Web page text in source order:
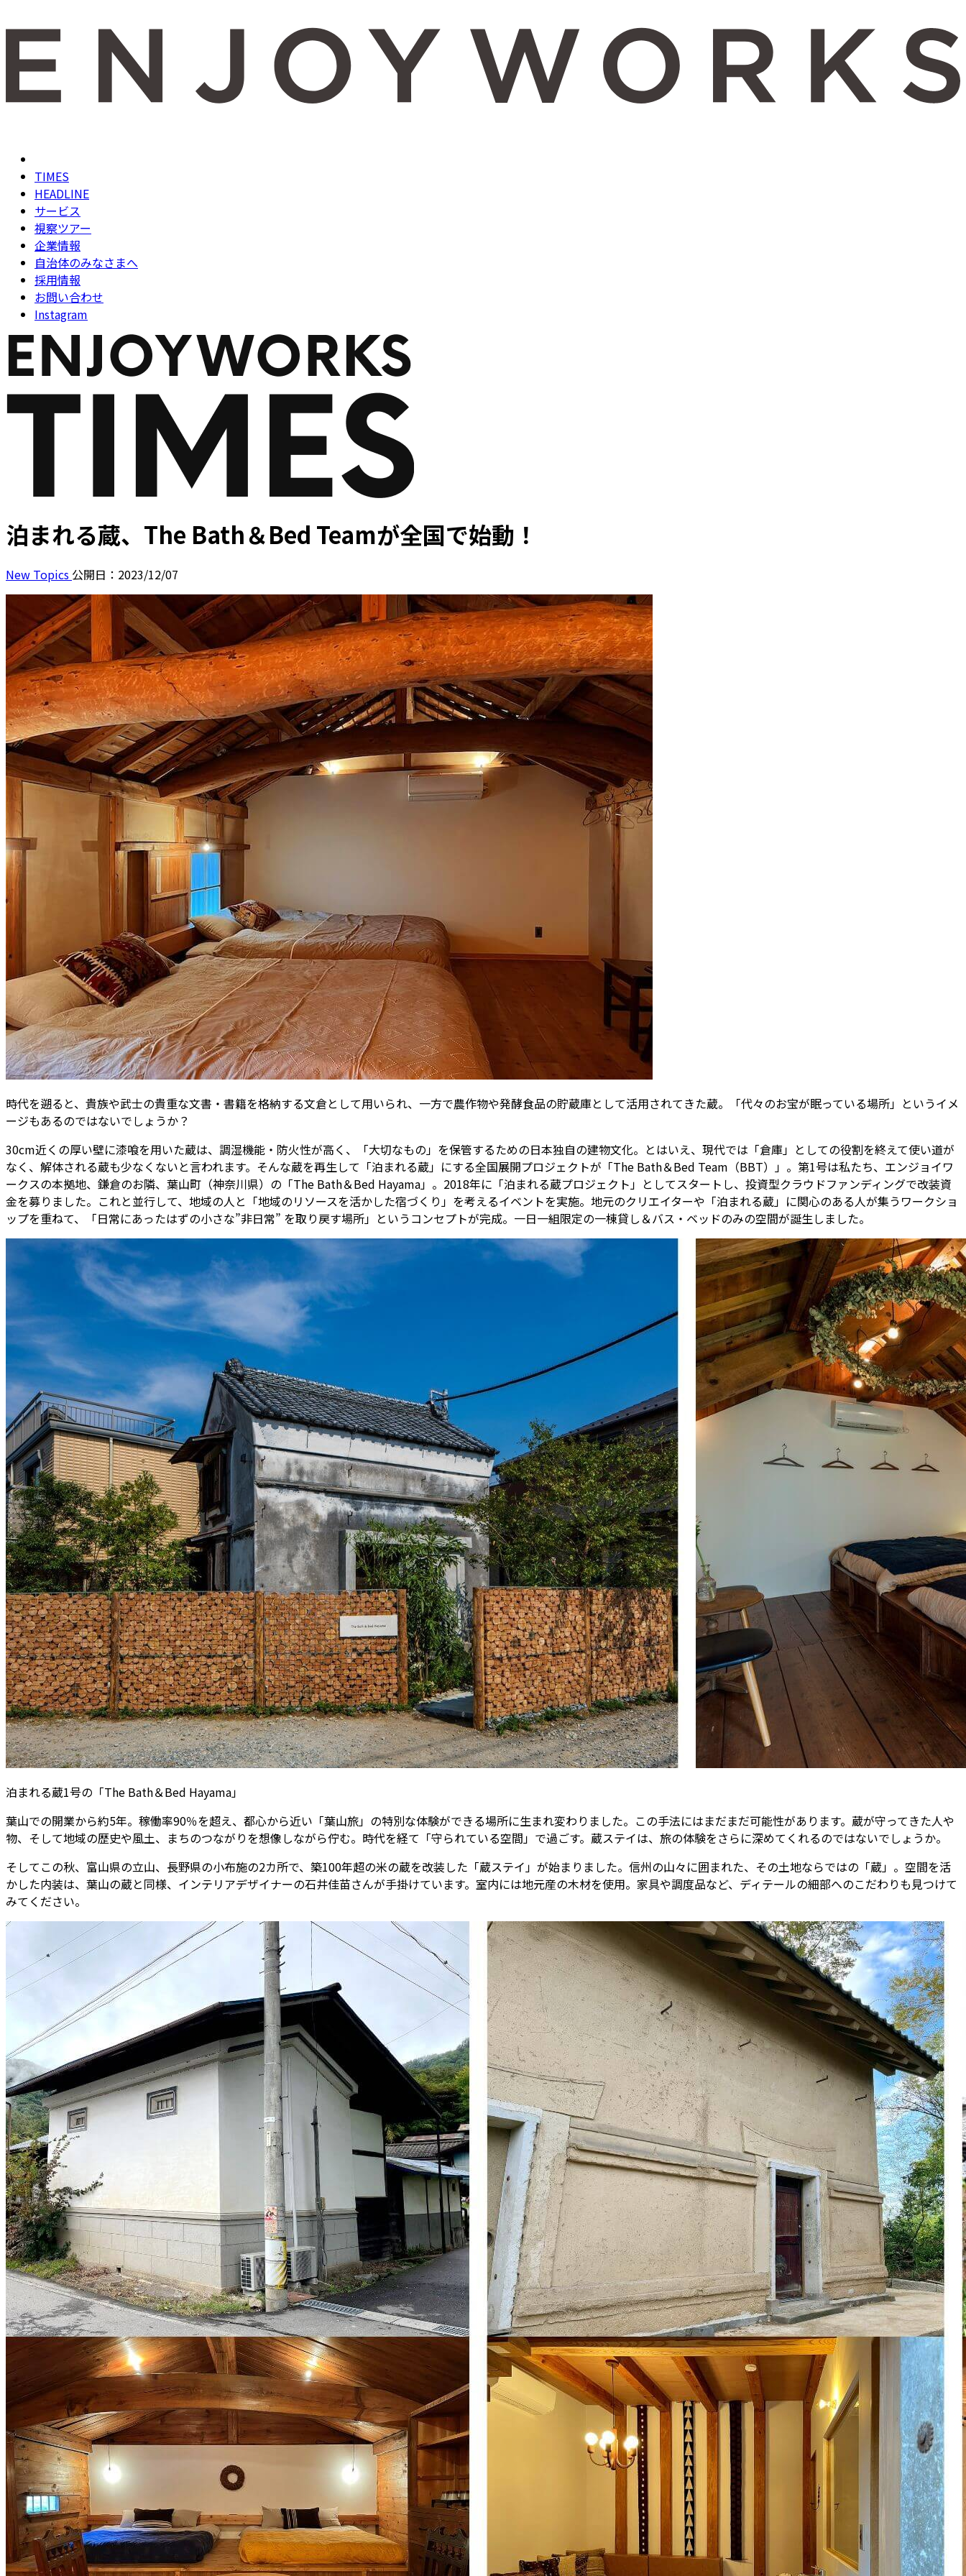
TIMES
HEADLINE
サービス
視察ツアー
企業情報
自治体のみなさまへ
採用情報
お問い合わせ
Instagram
泊まれる蔵、The Bath＆Bed Teamが全国で始動！
New Topics 公開日：2023/12/07
時代を遡ると、貴族や武士の貴重な文書・書籍を格納する文倉として用いられ、一方で農作物や発酵食品の貯蔵庫として活用されてきた蔵。「代々のお宝が眠っている場所」というイメ
ージもあるのではないでしょうか？
30cm近くの厚い壁に漆喰を用いた蔵は、調湿機能・防火性が高く、「大切なもの」を保管するための日本独自の建物文化。とはいえ、現代では「倉庫」としての役割を終えて使い道が
なく、解体される蔵も少なくないと言われます。そんな蔵を再生して「泊まれる蔵」にする全国展開プロジェクトが「The Bath＆Bed Team（BBT）」。第1号は私たち、エンジョイワ
ークスの本拠地、鎌倉のお隣、葉山町（神奈川県）の「The Bath＆Bed Hayama」。2018年に「泊まれる蔵プロジェクト」としてスタートし、投資型クラウドファンディングで改装資
金を募りました。これと並行して、地域の人と「地域のリソースを活かした宿づくり」を考えるイベントを実施。地元のクリエイターや「泊まれる蔵」に関心のある人が集うワークショ
ップを重ねて、「日常にあったはずの小さな”非日常” を取り戻す場所」というコンセプトが完成。一日一組限定の一棟貸し＆バス・ベッドのみの空間が誕生しました。
泊まれる蔵1号の「The Bath＆Bed Hayama」
葉山での開業から約5年。稼働率90％を超え、都心から近い「葉山旅」の特別な体験ができる場所に生まれ変わりました。この手法にはまだまだ可能性があります。蔵が守ってきた人や
物、そして地域の歴史や風土、まちのつながりを想像しながら佇む。時代を経て「守られている空間」で過ごす。蔵ステイは、旅の体験をさらに深めてくれるのではないでしょうか。
そしてこの秋、富山県の立山、長野県の小布施の2カ所で、築100年超の米の蔵を改装した「蔵ステイ」が始まりました。信州の山々に囲まれた、その土地ならではの「蔵」。空間を活
かした内装は、葉山の蔵と同様、インテリアデザイナーの石井佳苗さんが手掛けています。室内には地元産の木材を使用。家具や調度品など、ディテールの細部へのこだわりも見つけて
みてください。